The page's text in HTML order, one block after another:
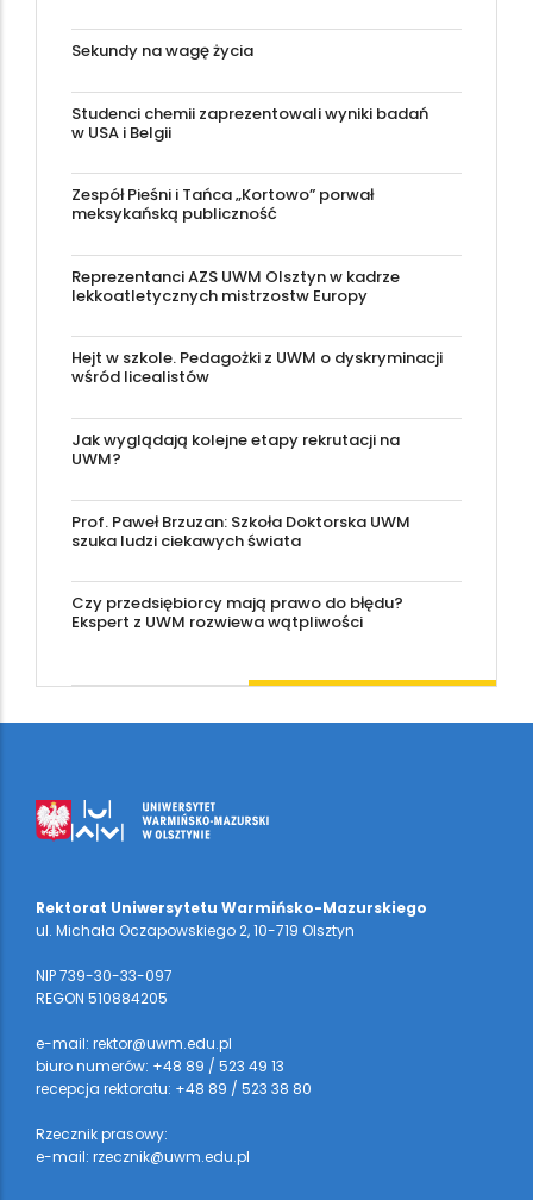
Sekundy na wagę życia
Studenci chemii zaprezentowali wyniki badań
w USA i Belgii
Zespół Pieśni i Tańca „Kortowo” porwał
meksykańską publiczność
Reprezentanci AZS UWM Olsztyn w kadrze
lekkoatletycznych mistrzostw Europy
Hejt w szkole. Pedagożki z UWM o dyskryminacji
wśród licealistów
Jak wyglądają kolejne etapy rekrutacji na
UWM?
Prof. Paweł Brzuzan: Szkoła Doktorska UWM
szuka ludzi ciekawych świata
Czy przedsiębiorcy mają prawo do błędu?
Ekspert z UWM rozwiewa wątpliwości
Rektorat Uniwersytetu Warmińsko-Mazurskiego
ul. Michała Oczapowskiego 2, 10-719 Olsztyn
NIP 739-30-33-097
REGON 510884205
e-mail: rektor@uwm.edu.pl
biuro numerów: +48 89 / 523 49 13
recepcja rektoratu: +48 89 / 523 38 80
Rzecznik prasowy:
e-mail: rzecznik@uwm.edu.pl